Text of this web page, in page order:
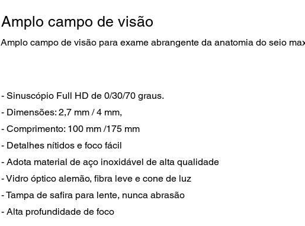
Amplo campo de visão
Amplo campo de visão para exame abrangente da anatomia do seio
- Sinuscópio Full HD de 0/30/70 graus.
- Dimensões: 2,7 mm / 4 mm,
- Comprimento: 100 mm /175 mm
- Detalhes nítidos e foco fácil
- Adota material de aço inoxidável de alta qualidade
- Vidro óptico alemão, fibra leve e cone de luz
- Tampa de safira para lente, nunca abrasão
- Alta profundidade de foco